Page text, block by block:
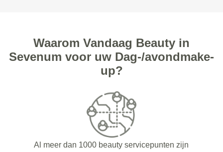
Waarom Vandaag Beauty in
Sevenum voor uw Dag-/avondmake-
up?
Al meer dan 1000 beauty servicepunten zijn